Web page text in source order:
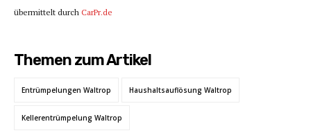
übermittelt durch CarPr.de
Themen zum Artikel
Entrümpelungen Waltrop Haushaltsauflösung Waltrop
Kellerentrümpelung Waltrop